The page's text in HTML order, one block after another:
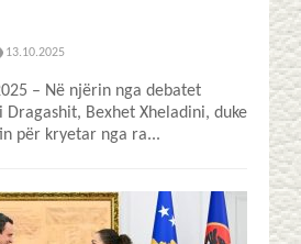
13.10.2025
– Në njërin nga debatet
Bexhet Xheladini, duke
për kryetar nga ra...